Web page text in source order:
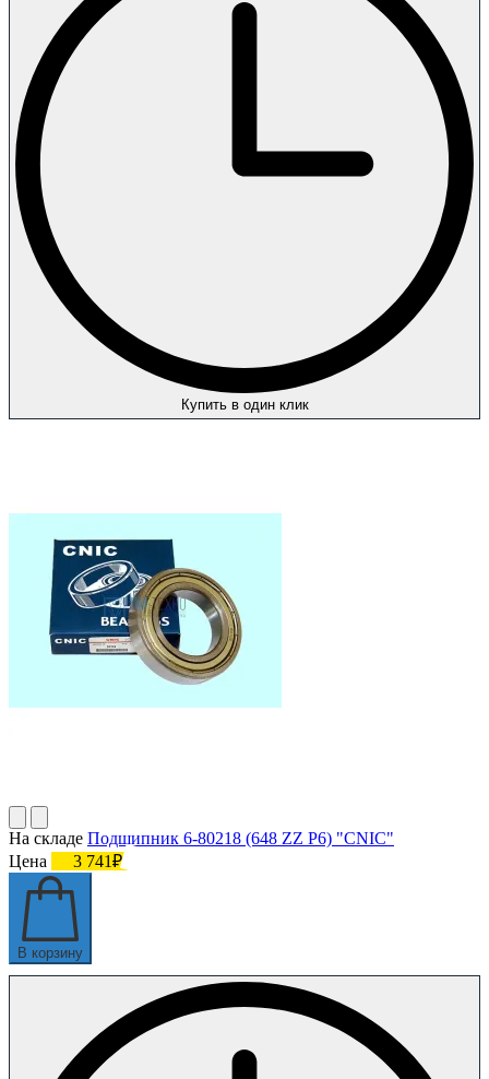
Купить в один клик
На складе Подшипник 6-80218 (648 ZZ P6) "CNIC"
Цена
3 741₽
В корзину